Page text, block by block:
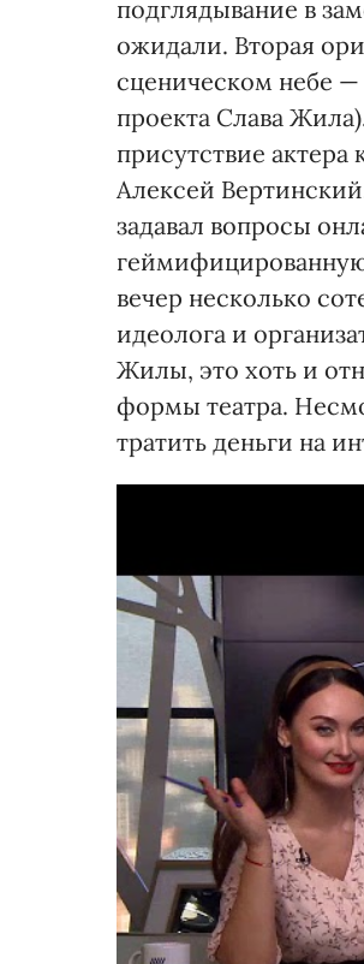
подглядывание в
ожидали. Вторая
сценическом небе —
проекта Слава
присутствие
Алексей
задавал вопросы
вечер несколько
идеолога и
Жилы, это хоть и
формы театра.
тратить деньги на